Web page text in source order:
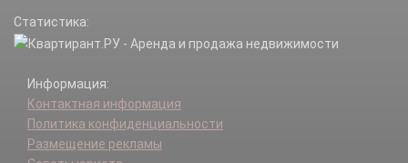
Статистика:
Информация:
Контактная информация
Политика конфиденциальности
Размещение рекламы